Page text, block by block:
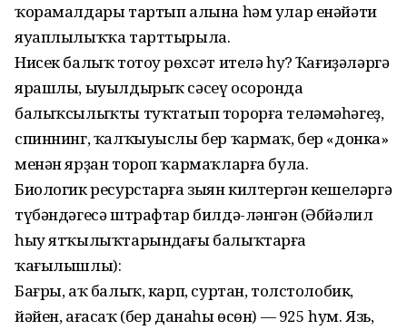
ҡорамалдары тартып алына һәм улар енәйәти
яуаплылыҡҡа тарттырыла.
Нисек балыҡ тотоу рөхсәт ителә һуң? Ҡағиҙәләргә
ярашлы, ыуылдырыҡ сәсеү осоронда
балыҡсылыҡты туҡтатып торорға теләмәһәгеҙ,
спиннинг, ҡалҡыуыслы бер ҡармаҡ, бер «донка»
менән ярҙан тороп ҡармаҡларға була.
Биологик ресурстарға зыян килтергән кешеләргә
түбәндәгесә штрафтар билдә-ләнгән (Әбйәлил
һыу ятҡылыҡтарындағы балыҡтарға
ҡағылышлы):
Бағры, аҡ балыҡ, карп, суртан, толстолобик,
йәйен, ағасаҡ (бер данаһы өсөн) — 925 һум. Язь,